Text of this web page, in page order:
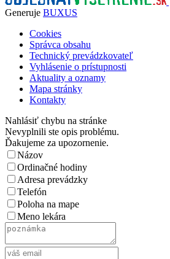
Generuje BUXUS
Cookies
Správca obsahu
Technický prevádzkovateľ
Vyhlásenie o prístupnosti
Aktuality a oznamy
Mapa stránky
Kontakty
Nahlásiť chybu na stránke
Nevyplnili ste opis problému.
Ďakujeme za upozornenie.
Názov
Ordinačné hodiny
Adresa prevádzky
Telefón
Poloha na mape
Meno lekára